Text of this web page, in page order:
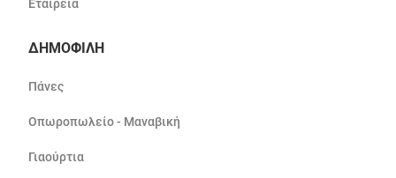
Εταιρεία
ΔΗΜΟΦΙΛΗ
Πάνες
Οπωροπωλείο - Μαναβική
Γιαούρτια